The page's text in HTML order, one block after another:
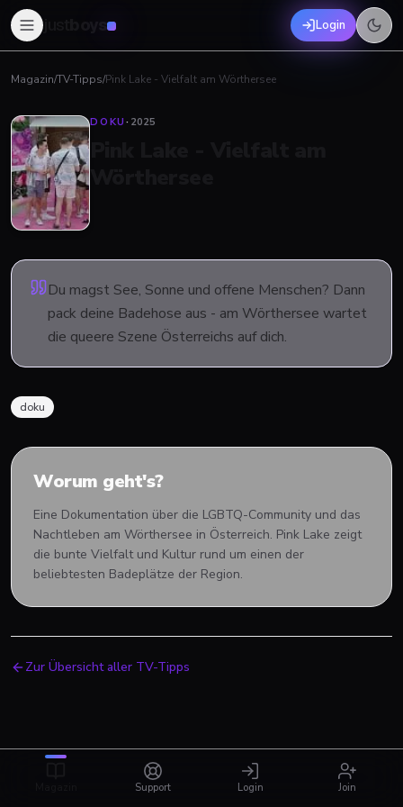
boys Login
Magazin/TV-Tipps/Pink Lake - Vielfalt am Wörthersee
DOKU· 2025
Du magst See, Sonne und offene Menschen? Dann
pack deine Badehose aus - am Wörthersee wartet
die queere Szene Österreichs auf dich.
doku
Worum geht's?
Eine Dokumentation über die LGBTQ-Community und das
Nachtleben am Wörthersee in Österreich. Pink Lake zeigt
die bunte Vielfalt und Kultur rund um einen der
beliebtesten Badeplätze der Region.
Zur Übersicht aller TV-Tipps
Support Login Join